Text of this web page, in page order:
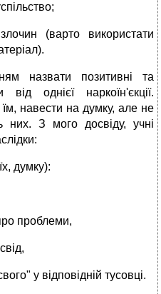
(варто використати
назвати позитивні та
від однієї наркоїн'єкції.
навести на думку, але не
них. З мого досвіду, учні
думку):
проблеми,
у відповідній тусовці.